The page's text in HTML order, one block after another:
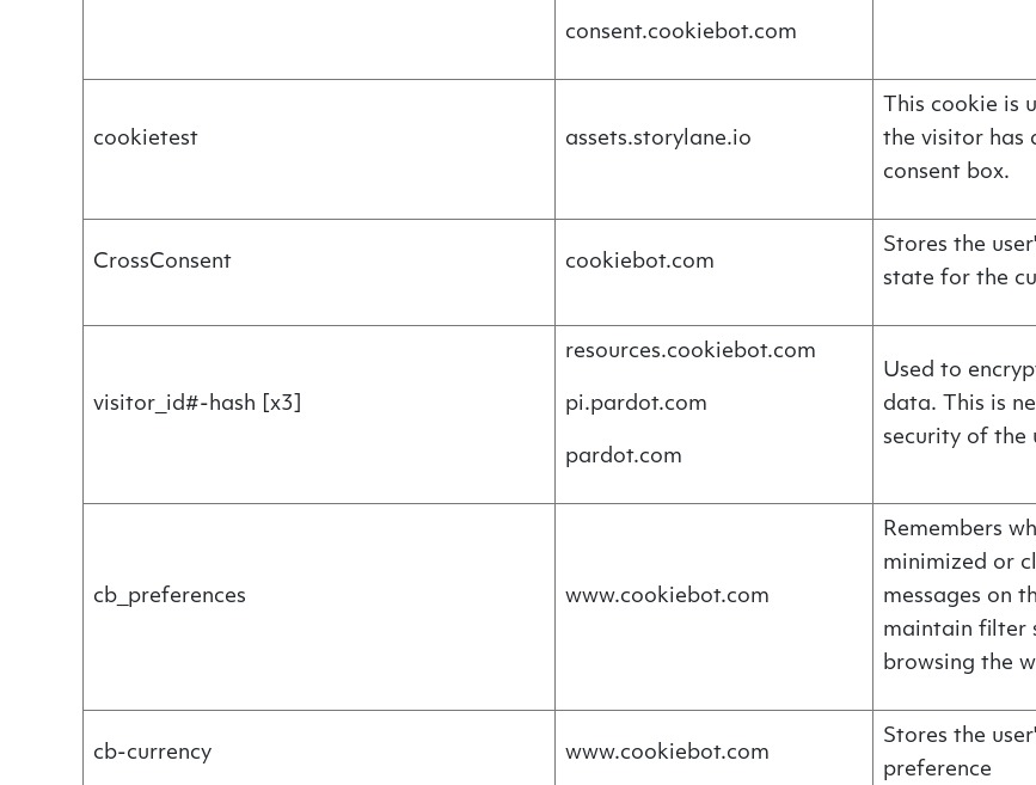
consent.cookiebot.com
cookietest assets.storylane.io
This cookie is
the visitor has
consent box.
CrossConsent cookiebot.com
Stores the
state for the
visitor_id#-hash [x3]
resources.cookiebot.com
pi.pardot.com
pardot.com
Used to
data. This is
security of the
cb_preferences www.cookiebot.com
Remembers
minimized or
messages on
maintain filter
browsing the
cb-currency www.cookiebot.com
Stores the
preference